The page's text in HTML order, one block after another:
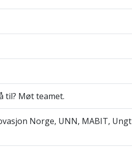
til? Møt teamet.
Norge, UNN, MABIT, Ungt